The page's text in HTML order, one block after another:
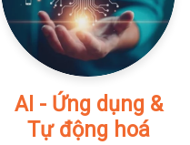
AI - Ứng dụng &
Tự động hoá